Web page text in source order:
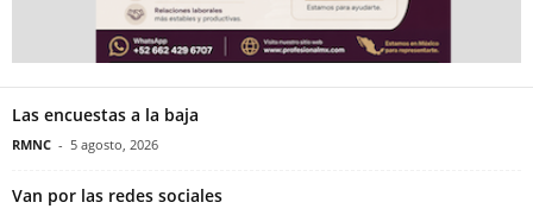
Las encuestas a la baja
RMNC - 5 agosto, 2026
Van por las redes sociales